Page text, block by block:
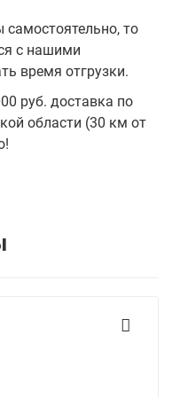
то
с нашими
время отгрузки.
руб. доставка по
области (30 км от